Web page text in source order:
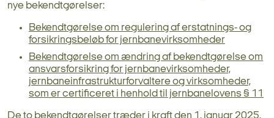
nye bekendtgørelser:
Bekendtgørelse om regulering af erstatnings- og
forsikringsbeløb for jernbanevirksomheder
Bekendtgørelse om ændring af bekendtgørelse om
ansvarsforsikring for jernbanevirksomheder,
jernbaneinfrastrukturforvaltere og virksomheder,
som er certificeret i henhold til jernbanelovens § 11
De to bekendtgørelser træder i kraft den 1. januar 2025.